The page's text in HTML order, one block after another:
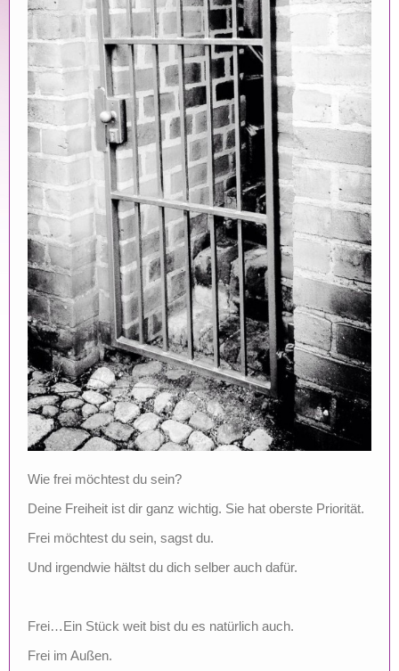
Wie frei möchtest du sein?
Deine Freiheit ist dir ganz wichtig. Sie hat oberste Priorität.
Frei möchtest du sein, sagst du.
Und irgendwie hältst du dich selber auch dafür.
Frei…Ein Stück weit bist du es natürlich auch.
Frei im Außen.